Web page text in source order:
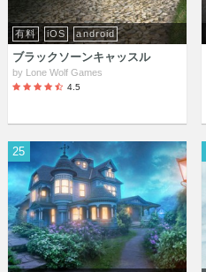
有料 iOS android
ブラックソーンキャッスル
by Lone Wolf Games
4.5
25